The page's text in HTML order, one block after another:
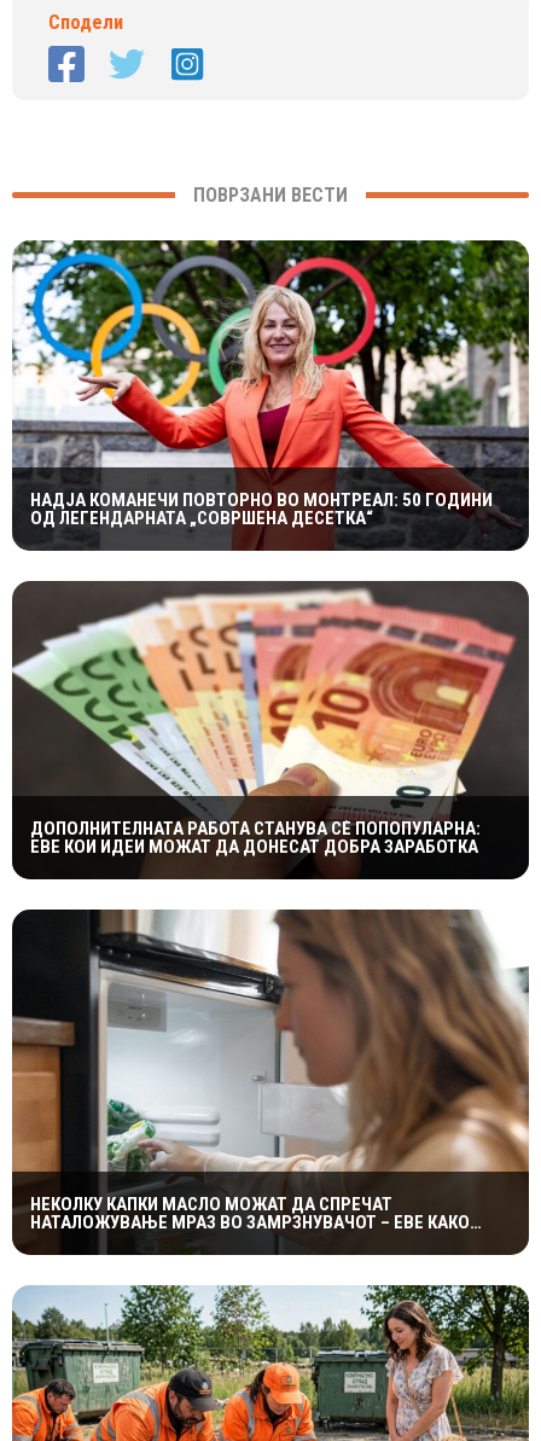
Сподели
ПОВРЗАНИ ВЕСТИ
НАДЈА КОМАНЕЧИ ПОВТОРНО ВО МОНТРЕАЛ: 50 ГОДИНИ
ОД ЛЕГЕНДАРНАТА „СОВРШЕНА ДЕСЕТКА“
ДОПОЛНИТЕЛНАТА РАБОТА СТАНУВА СÈ ПОПОПУЛАРНА:
ЕВЕ КОИ ИДЕИ МОЖАТ ДА ДОНЕСАТ ДОБРА ЗАРАБОТКА
НЕКОЛКУ КАПКИ МАСЛО МОЖАТ ДА СПРЕЧАТ
НАТАЛОЖУВАЊЕ МРАЗ ВО ЗАМРЗНУВАЧОТ – ЕВЕ КАКО
ФУНКЦИОНИРА ЕДНОСТАВНИОТ ТРИК